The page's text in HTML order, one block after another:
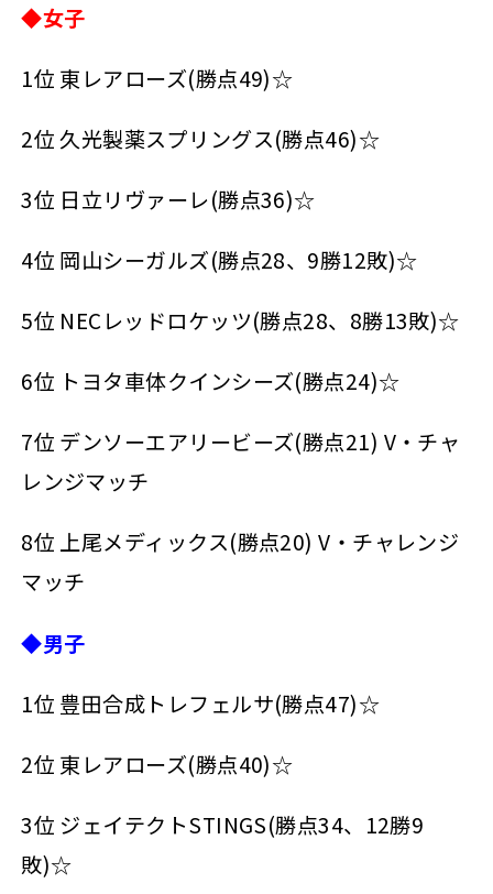
◆女子
1位 東レアローズ(勝点49)☆
2位 久光製薬スプリングス(勝点46)☆
3位 日立リヴァーレ(勝点36)☆
4位 岡山シーガルズ(勝点28、9勝12敗)☆
5位 NECレッドロケッツ(勝点28、8勝13敗)☆
6位 トヨタ車体クインシーズ(勝点24)☆
7位 デンソーエアリービーズ(勝点21) V・チャ
レンジマッチ
8位 上尾メディックス(勝点20) V・チャレンジ
マッチ
◆男子
1位 豊田合成トレフェルサ(勝点47)☆
2位 東レアローズ(勝点40)☆
3位 ジェイテクトSTINGS(勝点34、12勝9
敗)☆